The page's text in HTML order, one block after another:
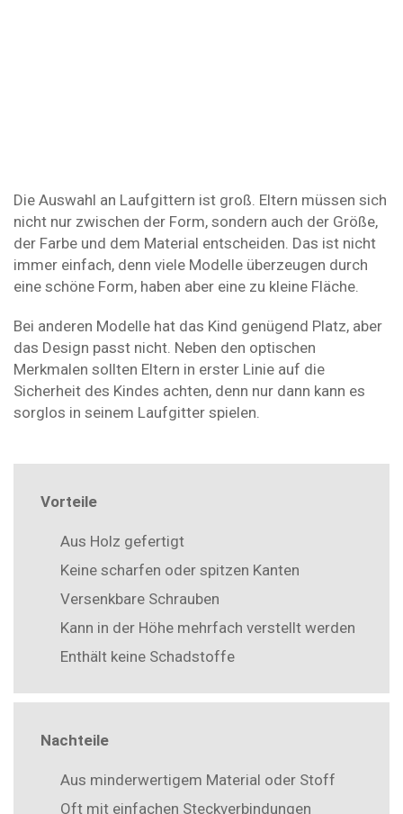
Die Auswahl an Laufgittern ist groß. Eltern müssen sich
nicht nur zwischen der Form, sondern auch der Größe,
der Farbe und dem Material entscheiden. Das ist nicht
immer einfach, denn viele Modelle überzeugen durch
eine schöne Form, haben aber eine zu kleine Fläche.
Bei anderen Modelle hat das Kind genügend Platz, aber
das Design passt nicht. Neben den optischen
Merkmalen sollten Eltern in erster Linie auf die
Sicherheit des Kindes achten, denn nur dann kann es
sorglos in seinem Laufgitter spielen.
Vorteile
Aus Holz gefertigt
Keine scharfen oder spitzen Kanten
Versenkbare Schrauben
Kann in der Höhe mehrfach verstellt werden
Enthält keine Schadstoffe
Nachteile
Aus minderwertigem Material oder Stoff
Oft mit einfachen Steckverbindungen